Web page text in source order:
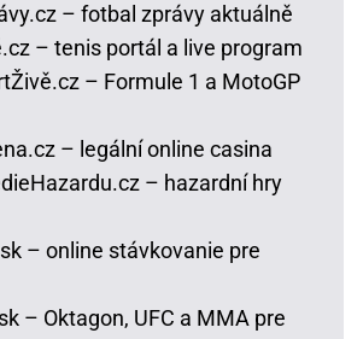
– fotbal zprávy aktuálně
– tenis portál a live program
– Formule 1 a MotoGP
– legální online casina
– hazardní hry
– online stávkovanie pre
– Oktagon, UFC a MMA pre